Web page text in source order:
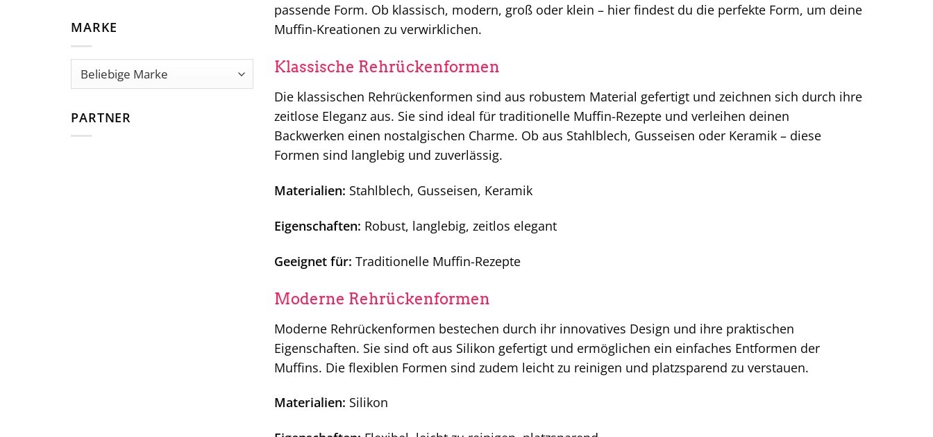
MARKE
PARTNER
passende Form. Ob klassisch, modern, groß oder klein – hier findest du die perfekte Form, um deine
Muffin-Kreationen zu verwirklichen.
Klassische Rehrückenformen
Die klassischen Rehrückenformen sind aus robustem Material gefertigt und zeichnen sich durch ihre
zeitlose Eleganz aus. Sie sind ideal für traditionelle Muffin-Rezepte und verleihen deinen
Backwerken einen nostalgischen Charme. Ob aus Stahlblech, Gusseisen oder Keramik – diese
Formen sind langlebig und zuverlässig.
Materialien: Stahlblech, Gusseisen, Keramik
Eigenschaften: Robust, langlebig, zeitlos elegant
Geeignet für: Traditionelle Muffin-Rezepte
Moderne Rehrückenformen
Moderne Rehrückenformen bestechen durch ihr innovatives Design und ihre praktischen
Eigenschaften. Sie sind oft aus Silikon gefertigt und ermöglichen ein einfaches Entformen der
Muffins. Die flexiblen Formen sind zudem leicht zu reinigen und platzsparend zu verstauen.
Materialien: Silikon